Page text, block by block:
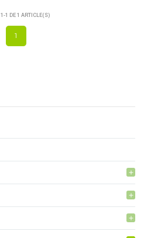
add
add
add
1 DE 1 ARTICLE(S)
1